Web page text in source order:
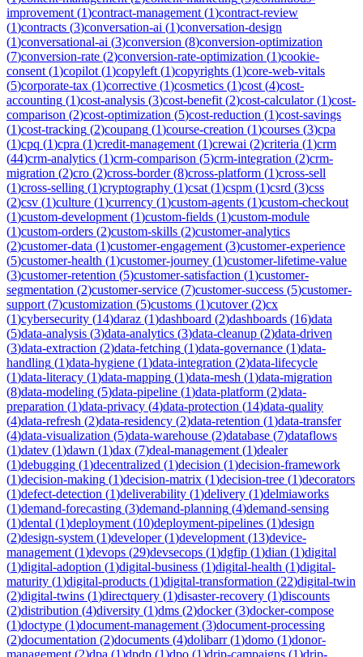
improvement (1)contract-management (1)contract-review
(1)contracts (3)conversation-ai (1)conversation-design
(1)conversational-ai (3)conversion (8)conversion-optimization
(7)conversion-rate (2)conversion-rate-optimization (1)cookie-
consent (1)copilot (1)copyleft (1)copyrights (1)core-web-vitals
(5)corporate-tax (1)corrective (1)cosmetics (1)cost (4)cost-
accounting (1)cost-analysis (3)cost-benefit (2)cost-calculator(1)cost-
comparison (2)cost-optimization (5)cost-reduction (1)cost-savings
(1)cost-tracking (2)coupang (1)course-creation (1)courses (3)cpa
(1)cpq (1)cpra (1)credit-management (1)crewai (2)criteria (1)crm
(44)crm-analytics (1)crm-comparison (5)crm-integration (2)crm-
migration (2)cro (2)cross-border(8)cross-platform (1)cross-sell
(1)cross-selling (1)cryptography (1)csat (1)cspm (1)csrd (3)css
(2)csv (1)culture (1)currency (1)custom-agents (1)custom-checkout
(1)custom-development (1)custom-fields (1)custom-module
(1)custom-orders (2)custom-skills (2)customer-analytics
(2)customer-data (1)customer-engagement (3)customer-experience
(5)customer-health (1)customer-journey (1)customer-lifetime-value
(3)customer-retention (5)customer-satisfaction (1)customer-
segmentation (2)customer-service (7)customer-success (5)customer-
support (7)customization (5)customs (1)cutover(2)cx
(1)cybersecurity (14)daraz (1)dashboard (2)dashboards (16)data
(5)data-analysis (3)data-analytics (3)data-cleanup (2)data-driven
(3)data-extraction (2)data-fetching (1)data-governance (1)data-
handling (1)data-hygiene (1)data-integration (2)data-lifecycle
(1)data-literacy (1)data-mapping (1)data-mesh (1)data-migration
(8)data-modeling (5)data-pipeline (1)data-platform (2)data-
preparation (1)data-privacy (4)data-protection (14)data-quality
(4)data-refresh (2)data-residency (2)data-retention (1)data-transfer
(4)data-visualization (5)data-warehouse (2)database (7)dataflows
(1)datev (1)dawn (1)dax (7)deal-management (1)dealer
(1)debugging (1)decentralized (1)decision (1)decision-framework
(1)decision-making (1)decision-matrix (1)decision-tree (1)decorators
(1)defect-detection (1)deliverability (1)delivery (1)delmiaworks
(1)demand-forecasting (3)demand-planning (4)demand-sensing
(1)dental (1)deployment (10)deployment-pipelines (1)design
(2)design-system (1)developer(1)development (13)device-
management (1)devops (29)devsecops (1)dgfip (1)dian (1)digital
(1)digital-adoption (1)digital-business (1)digital-health (1)digital-
maturity (1)digital-products (1)digital-transformation (22)digital-twin
(2)digital-twins (1)directquery (1)disaster-recovery (1)discounts
(2)distribution (4)diversity (1)dms (2)docker(3)docker-compose
(1)doctype (1)document-management (3)document-processing
(2)documentation (2)documents (4)dolibarr(1)domo (1)donor-
management (2)dpa (1)dpdp (1)dpo (1)drip-campaigns (1)drip-